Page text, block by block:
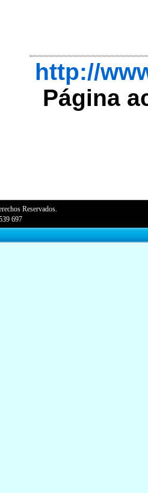
http://
Página
Reservados.
697